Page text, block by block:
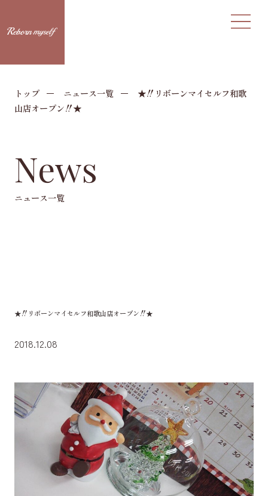
トップ ニュース一覧
★‼リボーンマイセルフ和歌
山店オープン‼★
News
ニュース一覧
★‼リボーンマイセルフ和歌山店オープン‼★
2018.12.08